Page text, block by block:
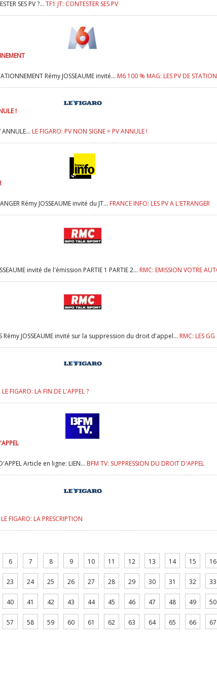
SES PV ?... TF1 JT: CONTESTER SES PV
Rémy JOSSEAUME invité... M6 100 % MAG: LES PV DE
!
LE FIGARO: PV NON SIGNE = PV ANNULE !
Rémy JOSSEAUME invité du JT... FRANCE INFO: LES PV A L'ETRANGER
invité de l'émission PARTIE 1 PARTIE 2... RMC: EMISSION VOTRE
Rémy JOSSEAUME invité sur la suppression du droit d'appel... RMC: LES GG
LE FIGARO: LA FIN DE L'APPEL ?
Article en ligne: LIEN... BFM TV: SUPPRESSION DU DROIT D'APPEL
LE FIGARO: LA PRESCRIPTION
6 7 8 9 10 11 12 13 14 15 16
23 24 25 26 27 28 29 30 31 32 33
40 41 42 43 44 45 46 47 48 49 50
57 58 59 60 61 62 63 64 65 66 67